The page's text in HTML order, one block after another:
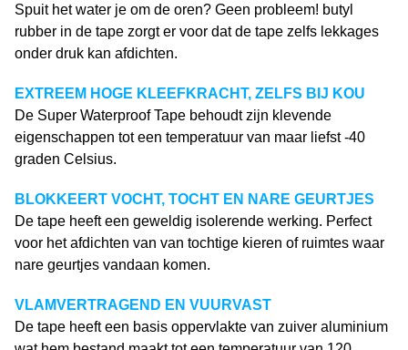
Spuit het water je om de oren? Geen probleem! butyl
rubber in de tape zorgt er voor dat de tape zelfs lekkages
onder druk kan afdichten.
EXTREEM HOGE KLEEFKRACHT, ZELFS BIJ KOU
De Super Waterproof Tape behoudt zijn klevende
eigenschappen tot een temperatuur van maar liefst -40
graden Celsius.
BLOKKEERT VOCHT, TOCHT EN NARE GEURTJES
De tape heeft een geweldig isolerende werking. Perfect
voor het afdichten van van tochtige kieren of ruimtes waar
nare geurtjes vandaan komen.
VLAMVERTRAGEND EN VUURVAST
De tape heeft een basis oppervlakte van zuiver aluminium